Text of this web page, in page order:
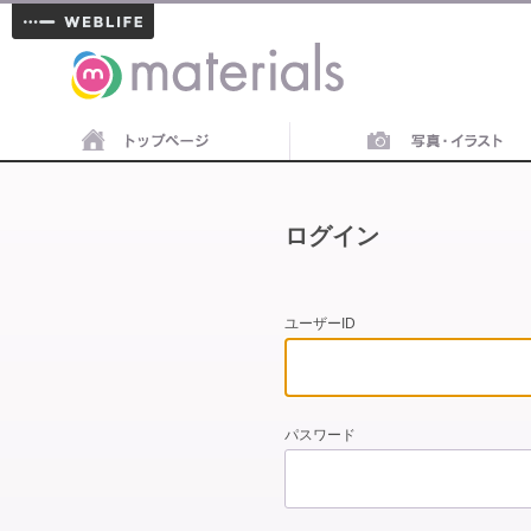
materials
ログイン
ユーザーID
パスワード